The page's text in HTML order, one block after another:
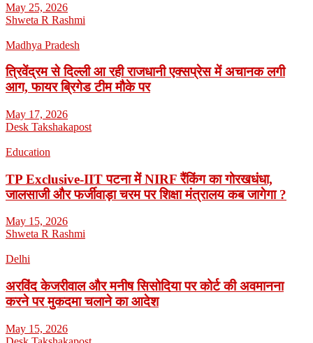
May 25, 2026
Shweta R Rashmi
Madhya Pradesh
त्रिवेंद्रम से दिल्ली आ रही राजधानी एक्सप्रेस में अचानक लगी
आग, फायर ब्रिगेड टीम मौके पर
May 17, 2026
Desk Takshakapost
Education
TP Exclusive-IIT पटना में NIRF रैंकिंग का गोरखधंधा,
जालसाजी और फर्जीवाड़ा चरम पर शिक्षा मंत्रालय कब जागेगा ?
May 15, 2026
Shweta R Rashmi
Delhi
अरविंद केजरीवाल और मनीष सिसोदिया पर कोर्ट की अवमानना
करने पर मुकदमा चलाने का आदेश
May 15, 2026